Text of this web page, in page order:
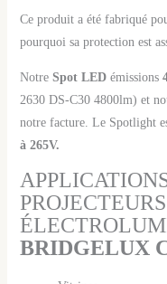
Ce produit a été fabriqué
pourquoi sa protection est
Notre Spot LEDémissions
2630 DS-C30 4800lm) et
notre facture. Le Spotlight
à 265V.
BRIDGELUX